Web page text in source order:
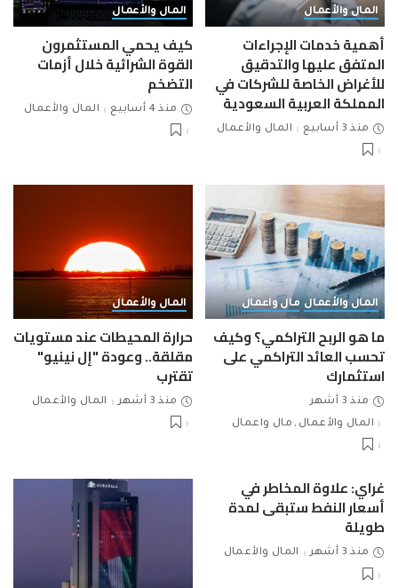
المال والأعمال
أهمية خدمات الإجراءات
المتفق عليها والتدقيق
للأغراض الخاصة للشركات في
المملكة العربية السعودية
منذ 3 أسابيع المال والأعمال
المال والأعمال
كيف يحمي المستثمرون
القوة الشرائية خلال أزمات
التضخم
منذ 4 أسابيع المال والأعمال
المال والأعمال مال واعمال
ما هو الربح التراكمي؟ وكيف
تحسب العائد التراكمي على
استثمارك
منذ 3 أشهر
المال والأعمال
مال واعمال
المال والأعمال
حرارة المحيطات عند مستويات
مقلقة.. وعودة "إل نينيو"
تقترب
منذ 3 أشهر المال والأعمال
غراي: علاوة المخاطر في
أسعار النفط ستبقى لمدة
طويلة
منذ 3 أشهر المال والأعمال